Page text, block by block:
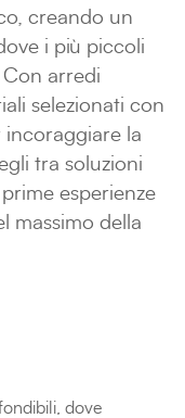
creando un
i più piccoli
Con arredi
selezionati con
incoraggiare la
tra soluzioni
esperienze
massimo della
dove